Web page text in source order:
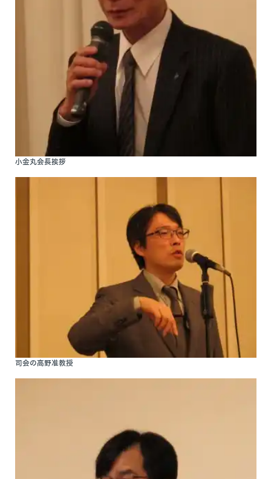
働きやすい職場
小金丸会長挨拶
司会の高野准教授